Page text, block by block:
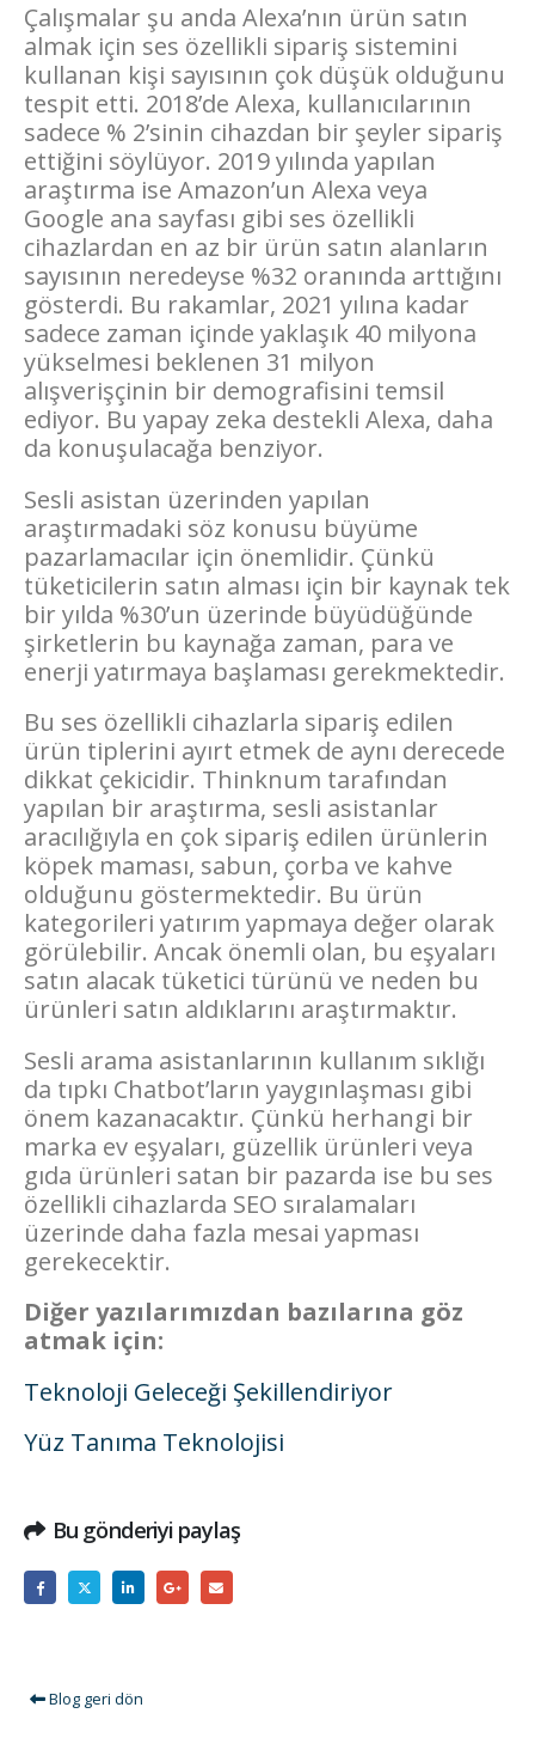
Çalışmalar şu anda Alexa’nın ürün satın
almak için ses özellikli sipariş sistemini
kullanan kişi sayısının çok düşük olduğunu
tespit etti. 2018’de Alexa, kullanıcılarının
sadece % 2’sinin cihazdan bir şeyler sipariş
ettiğini söylüyor. 2019 yılında yapılan
araştırma ise Amazon’un Alexa veya
Google ana sayfası gibi ses özellikli
cihazlardan en az bir ürün satın alanların
sayısının neredeyse %32 oranında arttığını
gösterdi. Bu rakamlar, 2021 yılına kadar
sadece zaman içinde yaklaşık 40 milyona
yükselmesi beklenen 31 milyon
alışverişçinin bir demografisini temsil
ediyor. Bu yapay zeka destekli Alexa, daha
da konuşulacağa benziyor.
Sesli asistan üzerinden yapılan
araştırmadaki söz konusu büyüme
pazarlamacılar için önemlidir. Çünkü
tüketicilerin satın alması için bir kaynak tek
bir yılda %30’un üzerinde büyüdüğünde
şirketlerin bu kaynağa zaman, para ve
enerji yatırmaya başlaması gerekmektedir.
Bu ses özellikli cihazlarla sipariş edilen
ürün tiplerini ayırt etmek de aynı derecede
dikkat çekicidir. Thinknum tarafından
yapılan bir araştırma, sesli asistanlar
aracılığıyla en çok sipariş edilen ürünlerin
köpek maması, sabun, çorba ve kahve
olduğunu göstermektedir. Bu ürün
kategorileri yatırım yapmaya değer olarak
görülebilir. Ancak önemli olan, bu eşyaları
satın alacak tüketici türünü ve neden bu
ürünleri satın aldıklarını araştırmaktır.
Sesli arama asistanlarının kullanım sıklığı
da tıpkı Chatbot’ların yaygınlaşması gibi
önem kazanacaktır. Çünkü herhangi bir
marka ev eşyaları, güzellik ürünleri veya
gıda ürünleri satan bir pazarda ise bu ses
özellikli cihazlarda SEO sıralamaları
üzerinde daha fazla mesai yapması
gerekecektir.
Diğer yazılarımızdan bazılarına göz
atmak için:
Teknoloji Geleceği Şekillendiriyor
Yüz Tanıma Teknolojisi
Bu gönderiyi paylaş
Blog geri dön